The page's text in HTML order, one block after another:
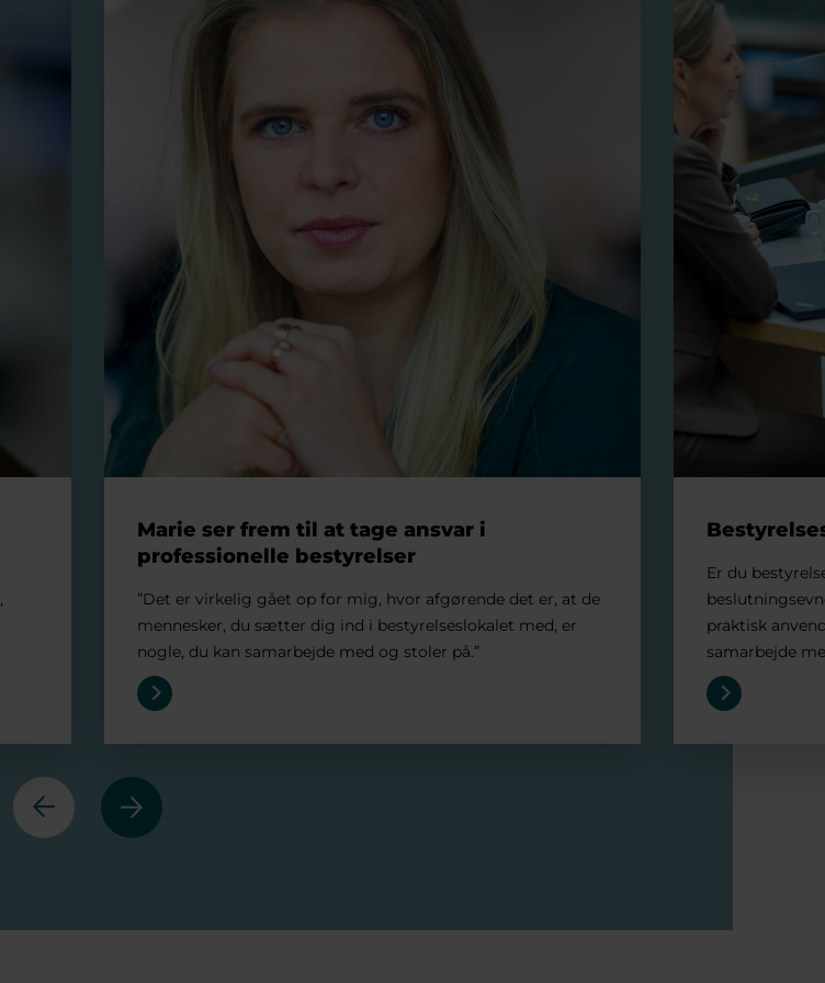
Marie ser frem til at tage ansvar i
professionelle bestyrelser
”Det er virkelig gået op for mig, hvor afgørende det er, at de
mennesker, du sætter dig ind i bestyrelseslokalet med, er
nogle, du kan samarbejde med og stoler på.”
Er du
praktisk
samarbejde
Forrige Næste